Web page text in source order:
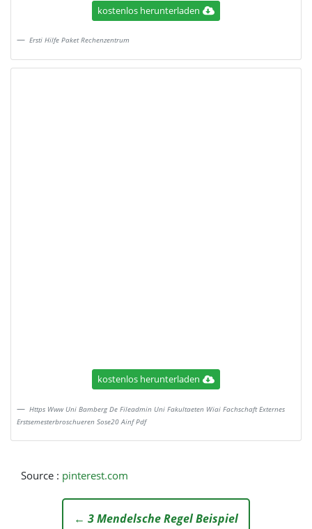
kostenlos herunterladen
Ersti Hilfe Paket Rechenzentrum
kostenlos herunterladen
Https Www Uni Bamberg De Fileadmin Uni Fakultaeten Wiai Fachschaft Externes
Erstsemesterbroschueren Sose20 Ainf Pdf
Source : pinterest.com
← 3 Mendelsche Regel Beispiel